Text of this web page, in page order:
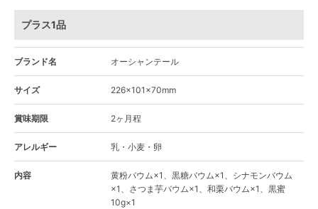
プラス1品
ブランド名 オーシャンテール
サイズ 226×101×70mm
賞味期限 2ヶ月程
アレルギー 乳・小麦・卵
内容
黄粉バウム×1、黒糖バウム×1、シナモンバウム
×1、さつま芋バウム×1、和栗バウム×1、黒蜜
10g×1